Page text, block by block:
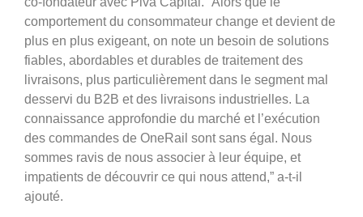
comportement du consommateur change et devient de
plus en plus exigeant, on note un besoin de solutions
fiables, abordables et durables de traitement des
livraisons, plus particulièrement dans le segment mal
desservi du B2B et des livraisons industrielles. La
connaissance approfondie du marché et l’exécution
des commandes de OneRail sont sans égal. Nous
sommes ravis de nous associer à leur équipe, et
impatients de découvrir ce qui nous attend,” a-t-il
ajouté.